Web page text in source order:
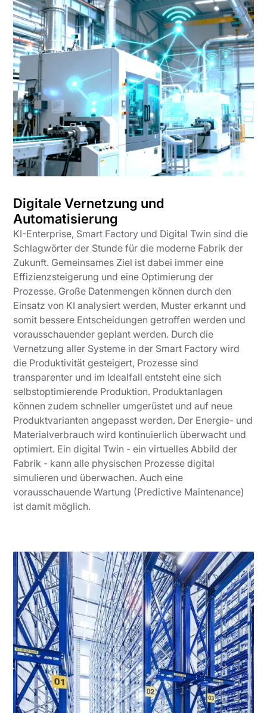
Digitale Vernetzung und
Automatisierung
KI-Enterprise, Smart Factory und Digital Twin sind die
Schlagwörter der Stunde für die moderne Fabrik der
Zukunft. Gemeinsames Ziel ist dabei immer eine
Effizienzsteigerung und eine Optimierung der
Prozesse. Große Datenmengen können durch den
Einsatz von KI analysiert werden, Muster erkannt und
somit bessere Entscheidungen getroffen werden und
vorausschauender geplant werden. Durch die
Vernetzung aller Systeme in der Smart Factory wird
die Produktivität gesteigert, Prozesse sind
transparenter und im Idealfall entsteht eine sich
selbstoptimierende Produktion. Produktanlagen
können zudem schneller umgerüstet und auf neue
Produktvarianten angepasst werden. Der Energie- und
Materialverbrauch wird kontinuierlich überwacht und
optimiert. Ein digital Twin - ein virtuelles Abbild der
Fabrik - kann alle physischen Prozesse digital
simulieren und überwachen. Auch eine
vorausschauende Wartung (Predictive Maintenance)
ist damit möglich.